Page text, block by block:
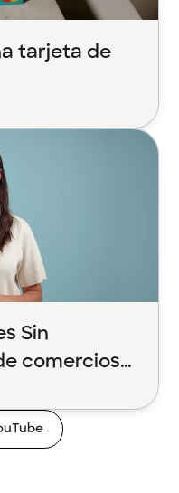
tarjeta de
Sin
comercios